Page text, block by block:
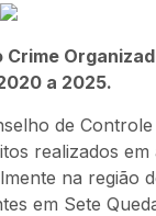
a 2025.
de
realizados em
na região
em Sete